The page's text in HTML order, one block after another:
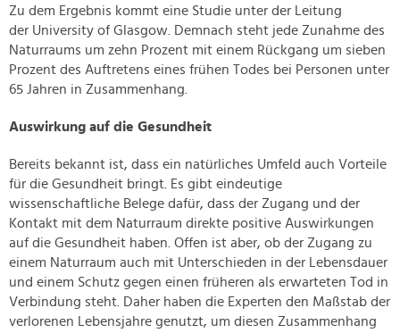
Zu dem Ergebnis kommt eine Studie unter der Leitung
der University of Glasgow. Demnach steht jede Zunahme des
Naturraums um zehn Prozent mit einem Rückgang um sieben
Prozent des Auftretens eines frühen Todes bei Personen unter
65 Jahren in Zusammenhang.
Auswirkung auf die Gesundheit
Bereits bekannt ist, dass ein natürliches Umfeld auch Vorteile
für die Gesundheit bringt. Es gibt eindeutige
wissenschaftliche Belege dafür, dass der Zugang und der
Kontakt mit dem Naturraum direkte positive Auswirkungen
auf die Gesundheit haben. Offen ist aber, ob der Zugang zu
einem Naturraum auch mit Unterschieden in der Lebensdauer
und einem Schutz gegen einen früheren als erwarteten Tod in
Verbindung steht. Daher haben die Experten den Maßstab der
verlorenen Lebensjahre genutzt, um diesen Zusammenhang